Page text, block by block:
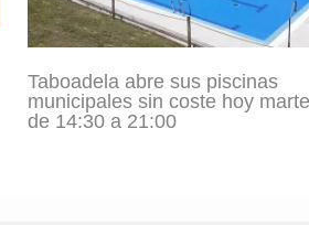
Taboadela abre sus piscinas
municipales sin coste hoy
de 14:30 a 21:00